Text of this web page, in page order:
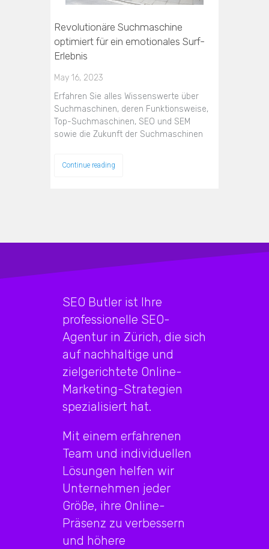
Revolutionäre Suchmaschine
optimiert für ein emotionales Surf-
Erlebnis
May 16, 2023
Erfahren Sie alles Wissenswerte über
Suchmaschinen, deren Funktionsweise,
Top-Suchmaschinen, SEO und SEM
sowie die Zukunft der Suchmaschinen
Continue reading
SEO Butler ist Ihre
professionelle SEO-
Agentur in Zürich, die sich
auf nachhaltige und
zielgerichtete Online-
Marketing-Strategien
spezialisiert hat.
Mit einem erfahrenen
Team und individuellen
Lösungen helfen wir
Unternehmen jeder
Größe, ihre Online-
Präsenz zu verbessern
und höhere